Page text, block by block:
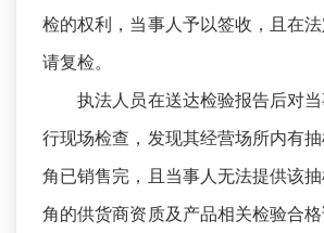
检的权利，当事人予以签收，且在
请复检。
执法人员在送达检验报告后对当
行现场检查，发现其经营场所内有
角已销售完，且当事人无法提供该
角的供货商资质及产品相关检验合